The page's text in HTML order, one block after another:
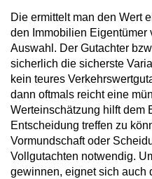
Die ermittelt man den Wert
den Immobilien Eigentümer
Auswahl. Der Gutachter
sicherlich die sicherste
kein teures
dann oftmals reicht eine
Werteinschätzung hilft dem
Entscheidung treffen zu
Vormundschaft oder
Vollgutachten notwendig.
gewinnen, eignet sich auch